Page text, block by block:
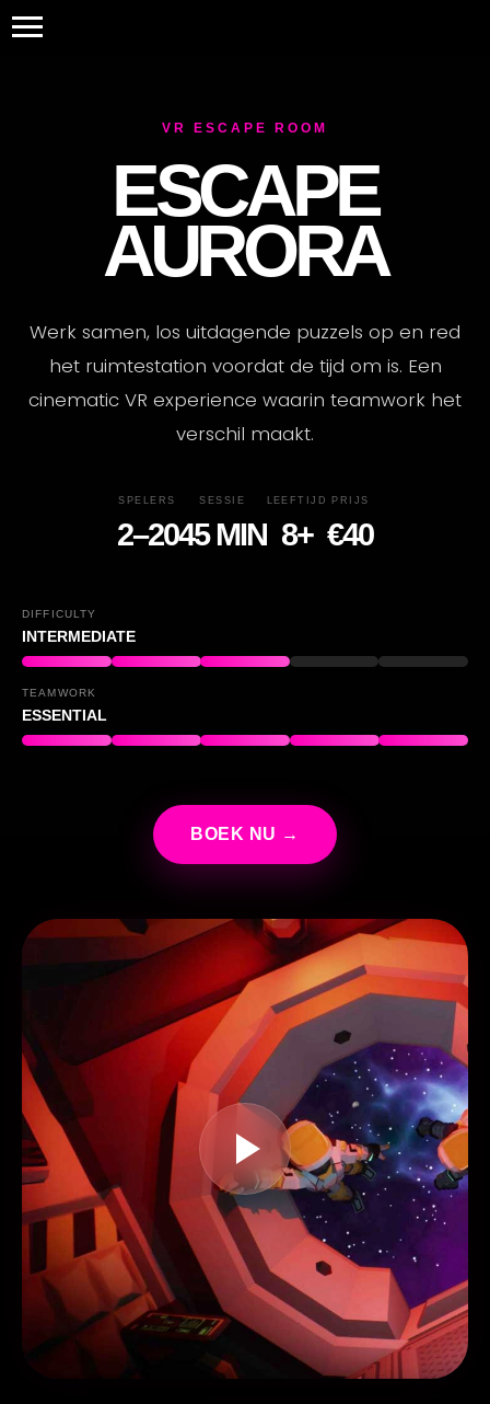
VR ESCAPE ROOM
ESCAPE
AURORA
Werk samen, los uitdagende puzzels op en red
het ruimtestation voordat de tijd om is. Een
cinematic VR experience waarin teamwork het
verschil maakt.
SPELERS
2–20
SESSIE
45 MIN
LEEFTIJD
8+
PRIJS
€40
DIFFICULTY
INTERMEDIATE
TEAMWORK
ESSENTIAL
BOEK NU →